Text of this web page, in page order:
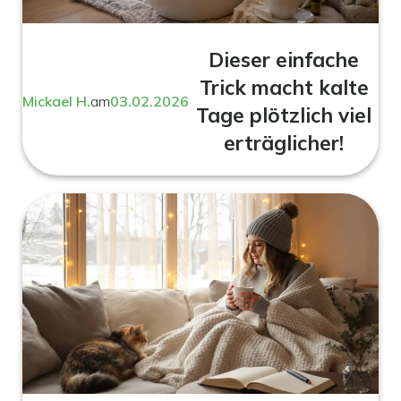
Mickael H.am03.02.2026
Dieser einfache
Trick macht kalte
Tage plötzlich viel
erträglicher!